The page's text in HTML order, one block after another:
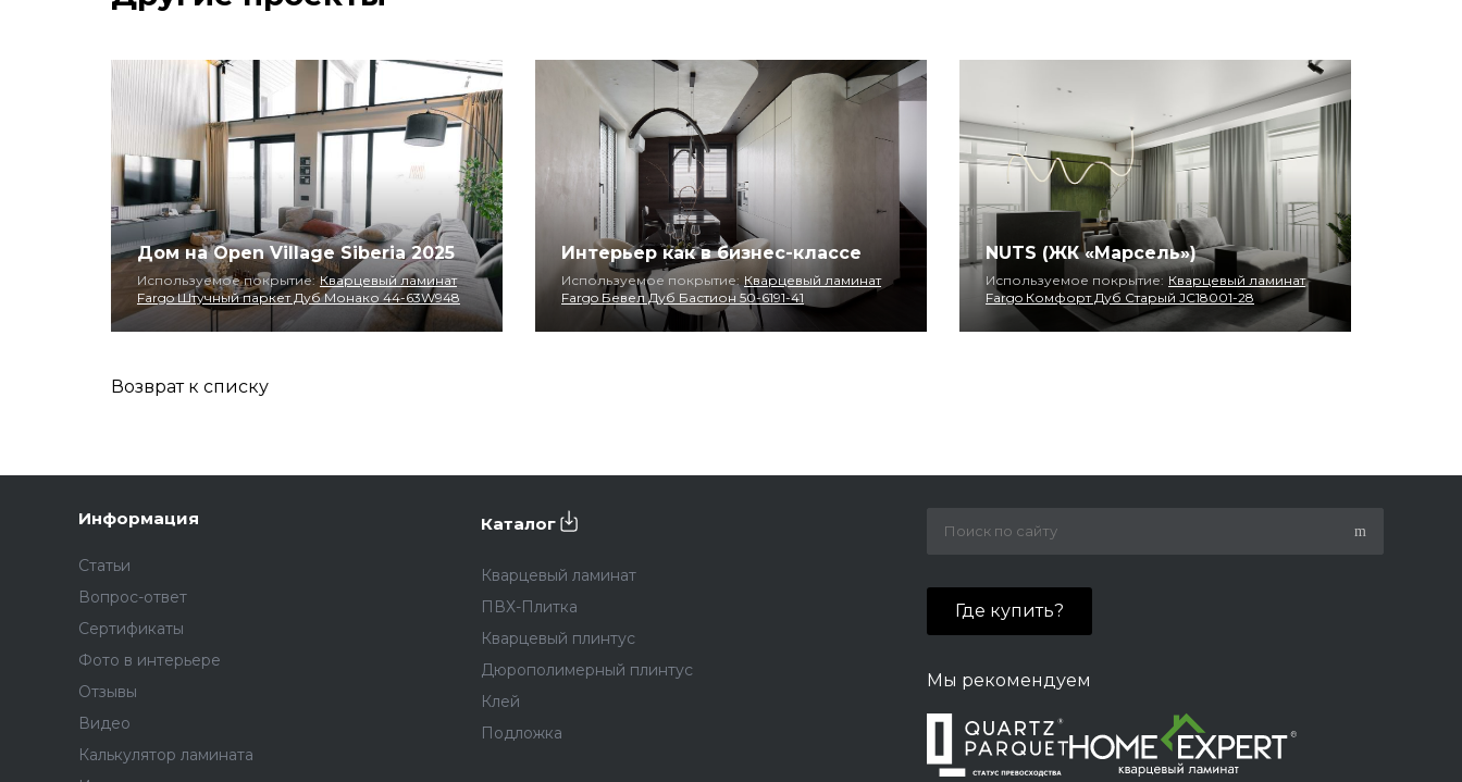
Дом на Open Village Siberia 2025
Используемое покрытие: Кварцевый ламинат
Fargo Штучный паркет Дуб Монако 44-63W948
Интерьер как в бизнес-классе
Используемое покрытие: Кварцевый ламинат
Fargo Бевел Дуб Бастион 50-6191-41
NUTS (ЖК «Марсель»)
Используемое покрытие: Кварцевый ламинат
Fargo Комфорт Дуб Старый JC18001-28
Возврат к списку
Информация
Статьи
Вопрос-ответ
Сертификаты
Фото в интерьере
Отзывы
Видео
Калькулятор ламината
Каталог
Кварцевый ламинат
ПВХ-Плитка
Кварцевый плинтус
Дюрополимерный плинтус
Клей
Подложка
Где купить?
Мы рекомендуем